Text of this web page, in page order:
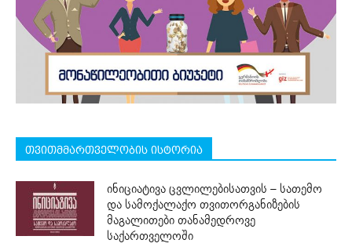
თვითმმართველობის ისტორია
ინიციატივა ცვლილებისათვის – სათემო
და სამოქალაქო თვითორგანიზების
მაგალითები თანამედროვე
საქართველოში